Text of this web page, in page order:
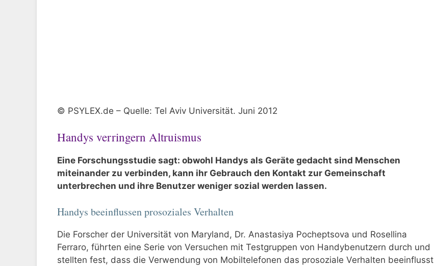
© PSYLEX.de – Quelle: Tel Aviv Universität. Juni 2012
Handys verringern Altruismus
Eine Forschungsstudie sagt: obwohl Handys als Geräte gedacht sind Menschen
miteinander zu verbinden, kann ihr Gebrauch den Kontakt zur Gemeinschaft
unterbrechen und ihre Benutzer weniger sozial werden lassen.
Handys beeinflussen prosoziales Verhalten
Die Forscher der Universität von Maryland, Dr. Anastasiya Pocheptsova und Rosellina
Ferraro, führten eine Serie von Versuchen mit Testgruppen von Handybenutzern durch und
stellten fest, dass die Verwendung von Mobiltelefonen das prosoziale Verhalten beeinflusst